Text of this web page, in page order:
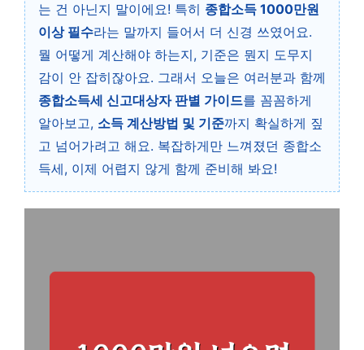
는 건 아닌지 말이에요! 특히 종합소득 1000만원
이상 필수라는 말까지 들어서 더 신경 쓰였어요.
뭘 어떻게 계산해야 하는지, 기준은 뭔지 도무지
감이 안 잡히잖아요. 그래서 오늘은 여러분과 함께
종합소득세 신고대상자 판별 가이드를 꼼꼼하게
알아보고, 소득 계산방법 및 기준까지 확실하게 짚
고 넘어가려고 해요. 복잡하게만 느껴졌던 종합소
득세, 이제 어렵지 않게 함께 준비해 봐요!